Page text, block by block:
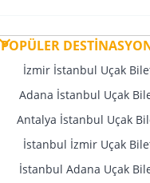
POPÜLER
İzmir İstanbul Uçak
Adana İstanbul Uçak
Antalya İstanbul Uçak
İstanbul İzmir Uçak
İstanbul Adana Uçak